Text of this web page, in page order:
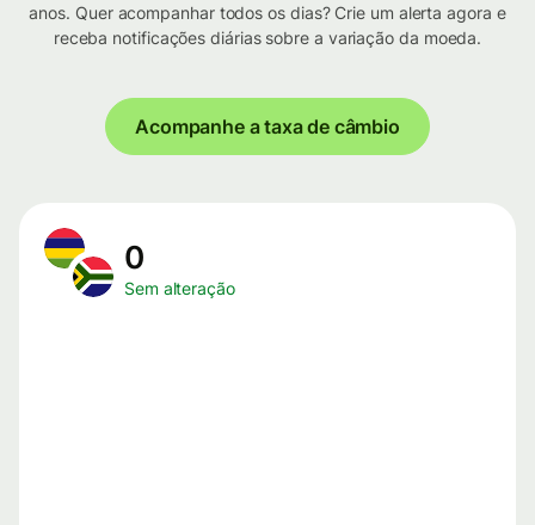
anos. Quer acompanhar todos os dias? Crie um alerta agora e
receba notificações diárias sobre a variação da moeda.
Acompanhe a taxa de câmbio
0
Sem alteração